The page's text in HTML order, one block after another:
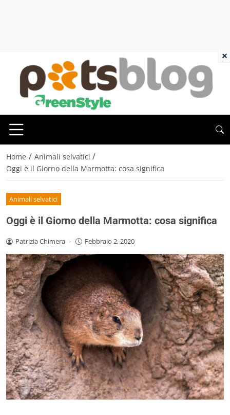
Home / Animali selvatici /
Oggi è il Giorno della Marmotta: cosa significa
Animali selvatici
Oggi è il Giorno della Marmotta: cosa significa
Patrizia Chimera - Febbraio 2, 2020
×